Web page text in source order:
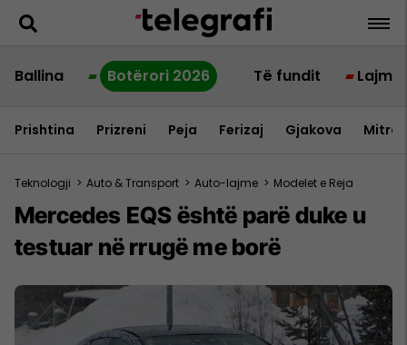
Ballina Botërori 2026 Të fundit Lajme
Prishtina Prizreni Peja Ferizaj Gjakova
Teknologji > Auto & Transport > Auto-lajme > Modelet e Reja
Mercedes EQS është parë duke u
testuar në rrugë me borë